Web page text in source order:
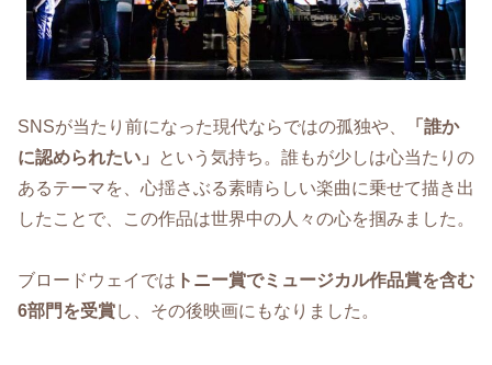
SNSが当たり前になった現代ならではの孤独や、
「誰か
に認められたい」
という気持ち。誰もが少しは心当たりの
あるテーマを、心揺さぶる素晴らしい楽曲に乗せて描き出
したことで、この作品は世界中の人々の心を掴みました。
ブロードウェイでは トニー賞でミュージカル作品賞を含む
6部門を受賞し、その後映画にもなりました。